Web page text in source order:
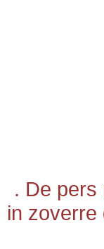
. De pers
in zoverre